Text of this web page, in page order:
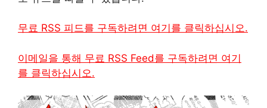
무료 RSS 피드를 구독하려면 여기를 클릭하십시오.
이메일을 통해 무료 RSS Feed를 구독하려면 여기
를 클릭하십시오.